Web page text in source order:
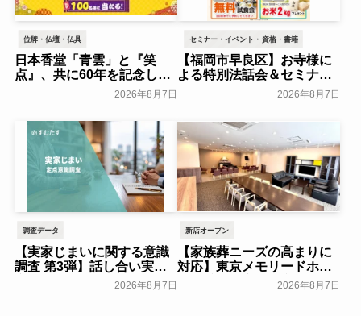
位牌・仏壇・仏具
日本香堂「青雲」と『笑
点』、共に60年を記念した
初コラボ！オリジナルグッ
ズのプレゼントキャンペー
ンを実施～日本香堂～
一般公開
2026年8月7日
セミナー・イベント・資格・書籍
【福岡市早良区】お寺様に
よる特別法話会＆セミナー
特典「無料試食会」を8月
18日(月)にシティホール飯
一般公開
2026年8月7日
調査データ
【実家じまいに関する意識
調査 第3弾】話し合い実施
率は29.5％で前回から低
2026年8月7日
新店オープン
【家族葬ニーズの高まりに
対応】東京メモリードホー
ルに貸切型家族葬空間『第
2026年8月7日